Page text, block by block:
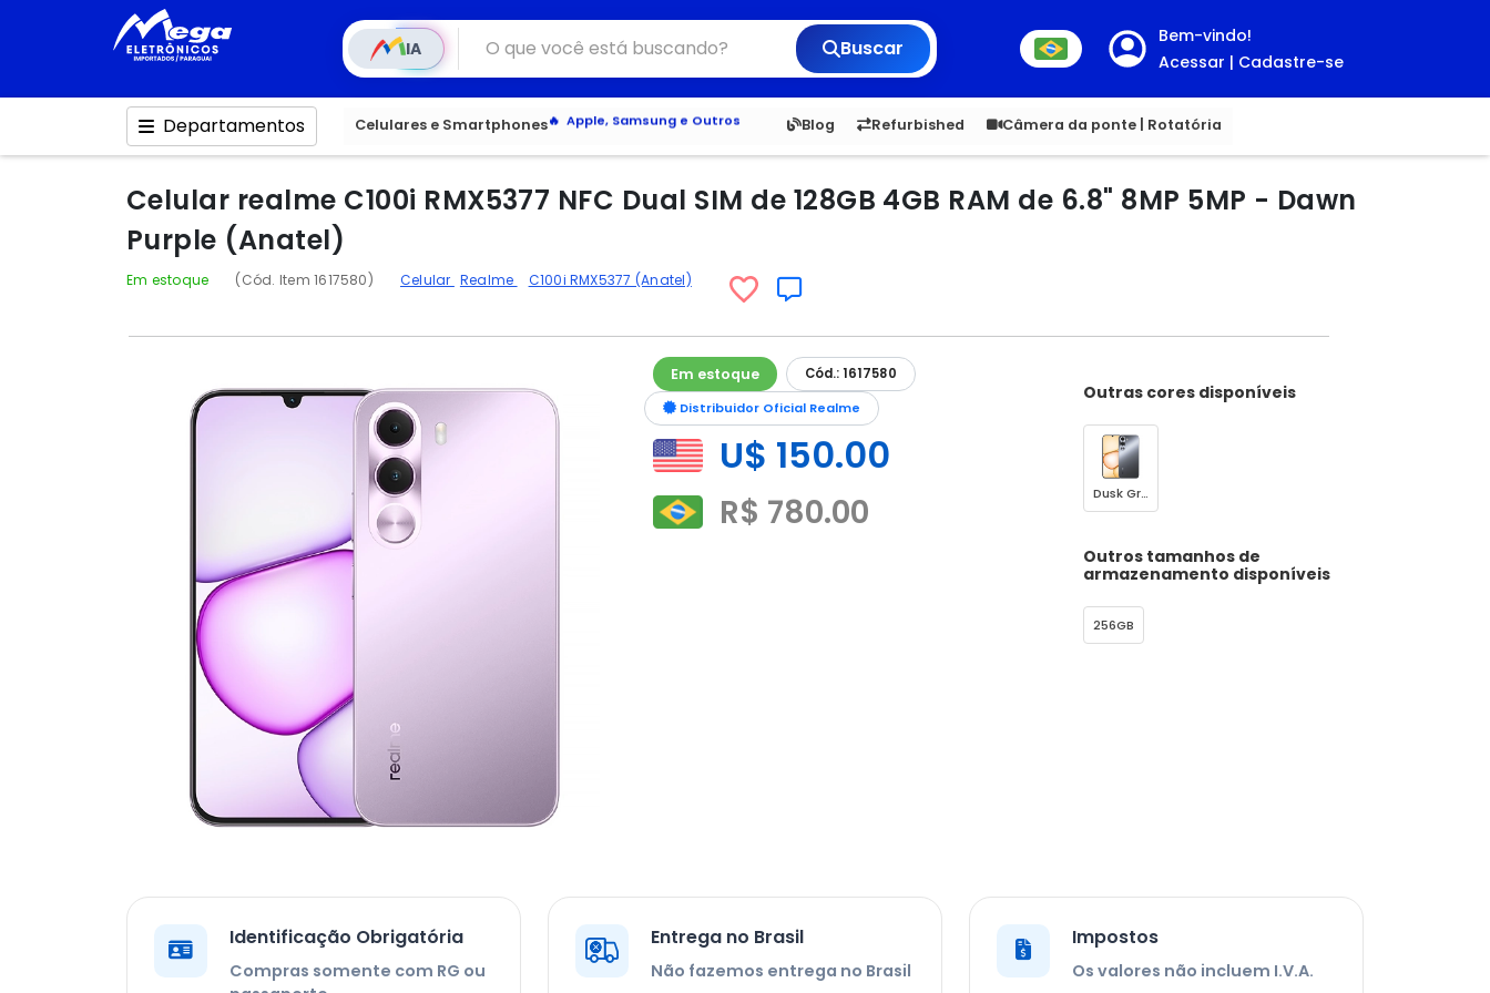
IA Buscar
Bem-vindo!
Acessar | Cadastre-se
Departamentos Celulares e Smartphones
Veja os Lançamentos
Distribuidores oficiais Xiaomi
Blog Refurbished Câmera da ponte | Rotatória
6,050 5.20 1,900 1.00
Celular realme C100i RMX5377 NFC Dual SIM de 128GB 4GB RAM de 6.8" 8MP 5MP - Dawn
Purple (Anatel)
Em estoque (Cód. Item 1617580) Celular Realme C100i RMX5377 (Anatel)
Em estoque
Cód.: 1617580
Distribuidor Oficial Realme
U$ 150.00
R$ 780.00
Outras cores disponíveis
Dusk Gray
Outros tamanhos de
armazenamento disponíveis
256GB
Identificação Obrigatória
Compras somente com RG ou
Entrega no Brasil
Não fazemos entrega no Brasil
Impostos
Os valores não incluem I.V.A.